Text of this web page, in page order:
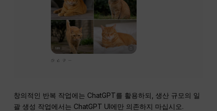
창의적인 반복 작업에는 ChatGPT를 활용하되, 생산 규모의 일
괄 생성 작업에서는 ChatGPT UI에만 의존하지 마십시오.